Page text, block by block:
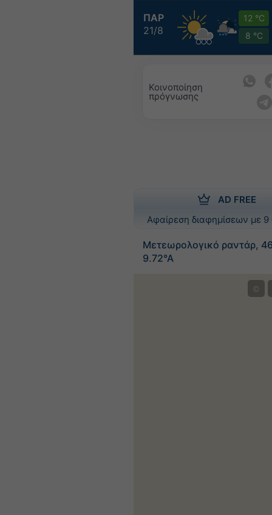
ΠΑΡ
21/8
12 °C
8 °C
Κοινοποίηση
πρόγνωσης
AD FREE
Αφαίρεση διαφημίσεων με 9
Μετεωρολογικό ραντάρ,
9.72°Α
©